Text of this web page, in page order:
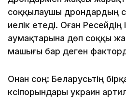
соққылаушы дрондардың
иелік етеді. Оған Ресейдің
аумақтарына дөп соққы
машығы бар деген
Онан соң: Беларусьтің
кәсіпорындары украин